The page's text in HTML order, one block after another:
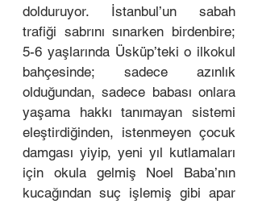
dolduruyor. İstanbul’un sabah
trafiği sabrını sınarken birdenbire;
5-6 yaşlarında Üsküp’teki o ilkokul
bahçesinde; sadece azınlık
olduğundan, sadece babası onlara
yaşama hakkı tanımayan sistemi
eleştirdiğinden, istenmeyen çocuk
damgası yiyip, yeni yıl kutlamaları
için okula gelmiş Noel Baba’nın
kucağından suç işlemiş gibi apar